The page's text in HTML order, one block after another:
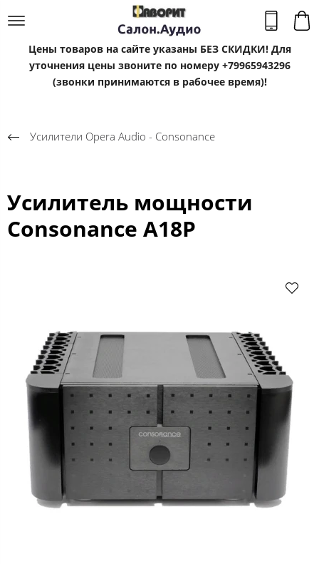
Цены товаров на сайте указаны БЕЗ СКИДКИ! Для
уточнения цены звоните по номеру +79965943296
(звонки принимаются в рабочее время)!
Усилители Opera Audio - Consonance
Усилитель мощности
Consonance A18P